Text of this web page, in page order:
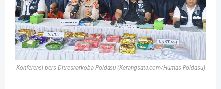
Konferensi pers Ditresnarkoba Poldasu (Kerangsatu.com/Humas Poldasu)